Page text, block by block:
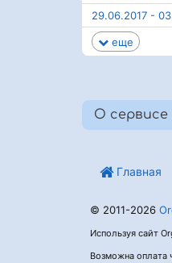
29.06.2017 -
еще
О сервисе
Главная
© 2011-2026
Используя сайт
Возможна оплата